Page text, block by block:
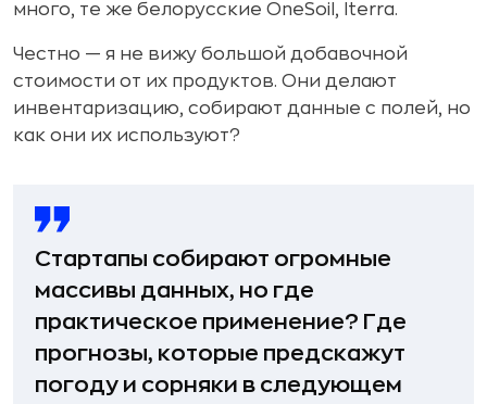
много, те же белорусские OneSoil, Iterra.
Честно — я не вижу большой добавочной
стоимости от их продуктов. Они делают
инвентаризацию, собирают данные с полей, но
как они их используют?
Стартапы собирают огромные
массивы данных, но где
практическое применение? Где
прогнозы, которые предскажут
погоду и сорняки в следующем